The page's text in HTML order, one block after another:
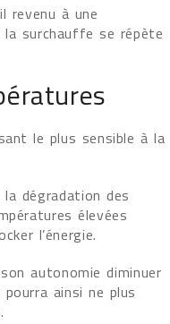
revenu à une
surchauffe se répète
le plus sensible à la
dégradation des
élevées
l’énergie.
autonomie diminuer
ainsi ne plus